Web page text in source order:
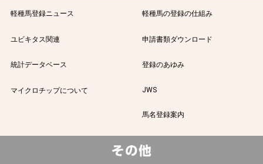
軽種馬登録ニュース 軽種馬の登録の仕組み
ユビキタス関連 申請書類ダウンロード
統計データベース 登録のあゆみ
マイクロチップについて JWS
馬名登録案内